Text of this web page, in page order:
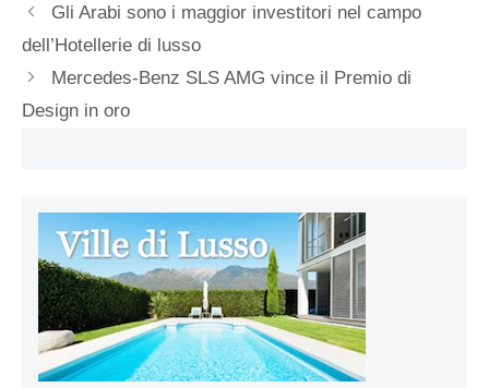
Gli Arabi sono i maggior investitori nel campo
dell’Hotellerie di lusso
Mercedes-Benz SLS AMG vince il Premio di
Design in oro